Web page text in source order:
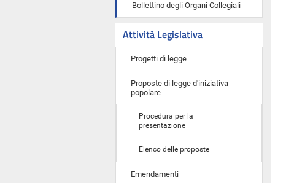
Bollettino degli Organi Collegiali
Attività Legislativa
Progetti di legge
Proposte di legge d'iniziativa
popolare
Procedura per la
presentazione
Elenco delle proposte
Emendamenti